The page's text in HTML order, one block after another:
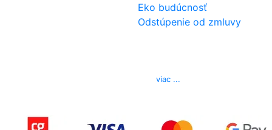
Eko budúcnosť
Odstúpenie od zmluvy
viac ...